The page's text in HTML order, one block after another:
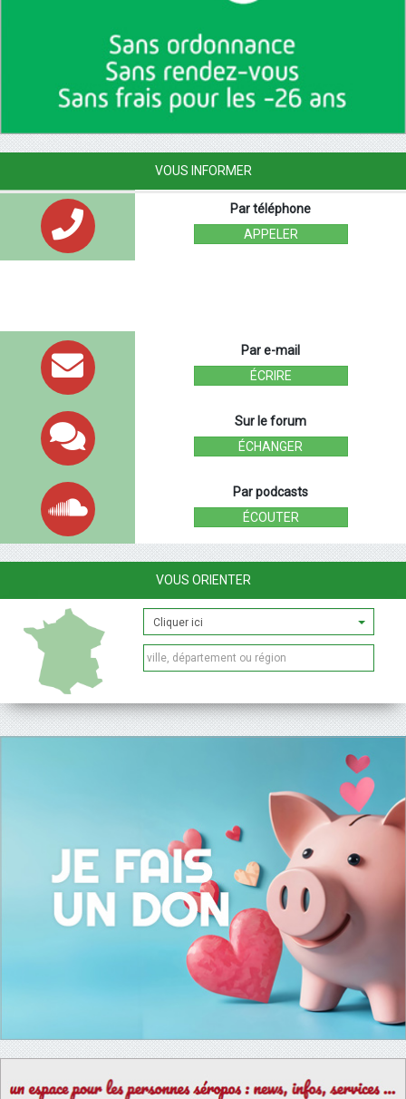
VOUS INFORMER
Par téléphone
APPELER
Par e-mail
ÉCRIRE
Sur le forum
ÉCHANGER
Par podcasts
ÉCOUTER
VOUS ORIENTER